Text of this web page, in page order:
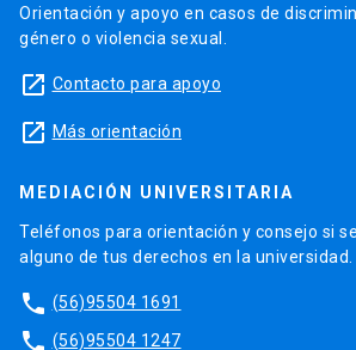
Orientación y apoyo en casos de
género o violencia sexual.
launch Contacto para apoyo
launch Más orientación
MEDIACIÓN UNIVERSITARIA
Teléfonos para orientación y consejo si
alguno de tus derechos en la universidad.
phone (56)95504 1691
phone (56)95504 1247